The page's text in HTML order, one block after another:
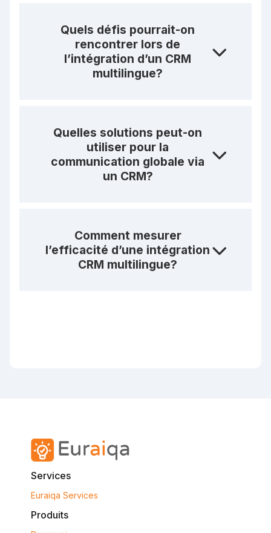
Quels défis pourrait-on
rencontrer lors de
l’intégration d’un CRM
multilingue?
Quelles solutions peut-on
utiliser pour la
communication globale via
un CRM?
Comment mesurer
l’efficacité d’une intégration
CRM multilingue?
Services
Euraiqa Services
Produits